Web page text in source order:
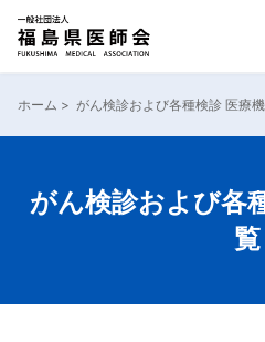
ホーム > がん検診および各種検診 医療
がん検診および各
覧